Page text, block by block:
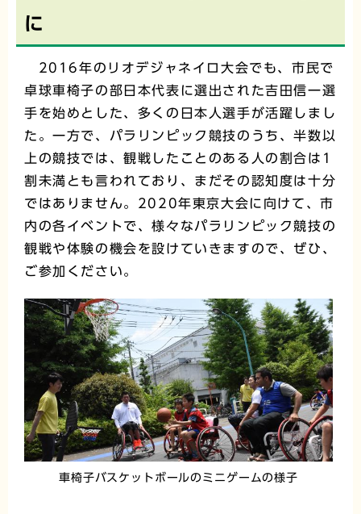
に
2016年のリオデジャネイロ大会でも、市民で
卓球車椅子の部日本代表に選出された吉田信一選
手を始めとした、多くの日本人選手が活躍しまし
た。一方で、パラリンピック競技のうち、半数以
上の競技では、観戦したことのある人の割合は1
割未満とも言われており、まだその認知度は十分
ではありません。2020年東京大会に向けて、市
内の各イベントで、様々なパラリンピック競技の
観戦や体験の機会を設けていきますので、ぜひ、
ご参加ください。
車椅子バスケットボールのミニゲームの様子